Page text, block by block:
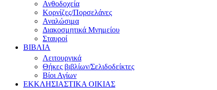
Ανθοδοχεία
Κορνίζες/Πορσελάνες
Αναλώσιμα
Διακοσμητικά Μνημείου
Σταυροί
ΒΙΒΛΙΑ
Λειτουργικά
Θήκες βιβλίων/Σελιδοδείκτες
Βίοι Αγίων
ΕΚΚΛΗΣΙΑΣΤΙΚΑ ΟΙΚΙΑΣ